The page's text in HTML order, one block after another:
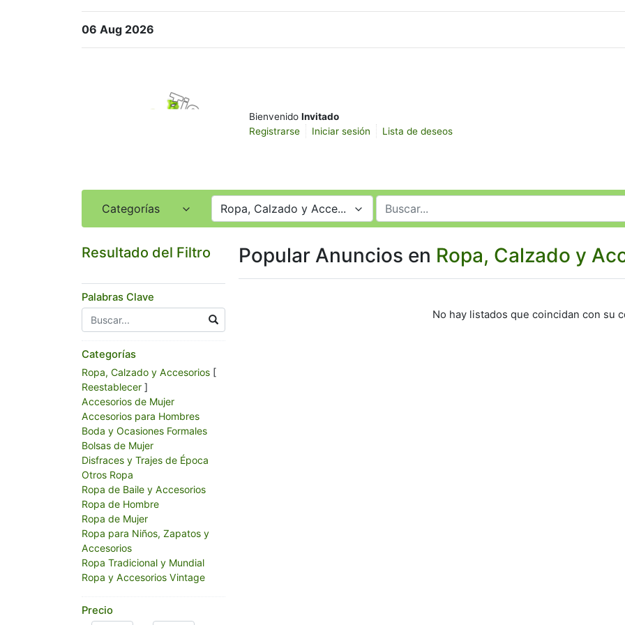
06 Aug 2026
Bienvenido Invitado
Registrarse
Iniciar sesión Lista de deseos
Categorías Ropa, Calzado y Acce...
Resultado del Filtro
Palabras Clave
Categorías
Ropa, Calzado y Accesorios [
Reestablecer ]
Accesorios de Mujer
Accesorios para Hombres
Boda y Ocasiones Formales
Bolsas de Mujer
Disfraces y Trajes de Época
Otros Ropa
Ropa de Baile y Accesorios
Ropa de Hombre
Ropa de Mujer
Ropa para Niños, Zapatos y
Accesorios
Ropa Tradicional y Mundial
Ropa y Accesorios Vintage
Zapatos de Mujer
Precio
Popular Anuncios en Ropa, Calzado y
No hay listados que coincidan con su